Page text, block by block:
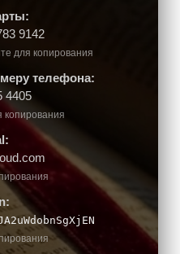
9142
для копирования
телефона:
4405
копирования